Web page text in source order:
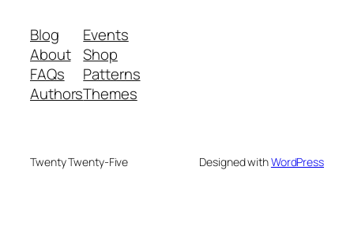
Blog
About
FAQs
Authors
Events
Shop
Patterns
Themes
Twenty Twenty-Five Designed withWordPress